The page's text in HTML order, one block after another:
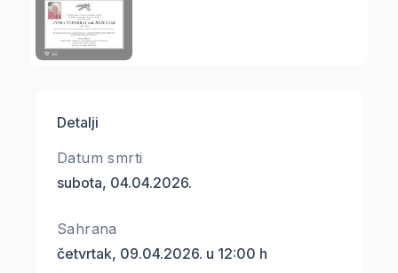
Detalji
Datum smrti
subota, 04.04.2026.
Sahrana
četvrtak, 09.04.2026. u 12:00 h